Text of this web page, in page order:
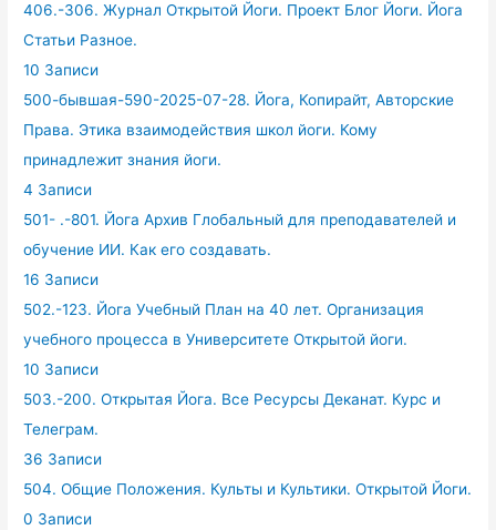
406.-306. Журнал Открытой Йоги. Проект Блог Йоги. Йога
Статьи Разное.
10 Записи
500-бывшая-590-2025-07-28. Йога, Копирайт, Авторские
Права. Этика взаимодействия школ йоги. Кому
принадлежит знания йоги.
4 Записи
501- .-801. Йога Архив Глобальный для преподавателей и
обучение ИИ. Как его создавать.
16 Записи
502.-123. Йога Учебный План на 40 лет. Организация
учебного процесса в Университете Открытой йоги.
10 Записи
503.-200. Открытая Йога. Все Ресурсы Деканат. Курс и
Телеграм.
36 Записи
504. Общие Положения. Культы и Культики. Открытой Йоги.
0 Записи